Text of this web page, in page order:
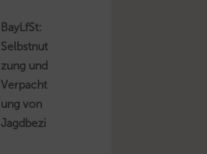
BayLfSt:
Selbstnut
zung und
Verpacht
ung von
Jagdbezi